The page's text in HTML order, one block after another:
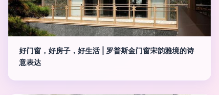
好门窗，好房子，好生活 | 罗普斯金门窗宋韵雅境的诗
意表达